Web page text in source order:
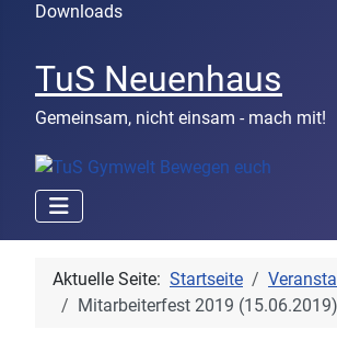
Downloads
TuS Neuenhaus
Gemeinsam, nicht einsam - mach mit!
Aktuelle Seite: Startseite
Mitarbeiterfest 2019 (15.06.2019)